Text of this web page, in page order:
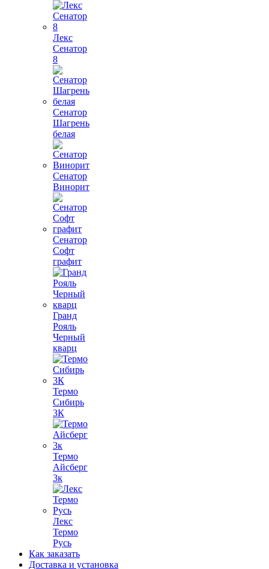
Лекс
Сенатор
8
Сенатор
Шагрень
белая
Сенатор
Винорит
Сенатор
Софт
графит
Гранд
Рояль
Черный
кварц
Термо
Сибирь
3К
Термо
Айсберг
3к
Лекс
Термо
Русь
Как заказать
Доставка и установка